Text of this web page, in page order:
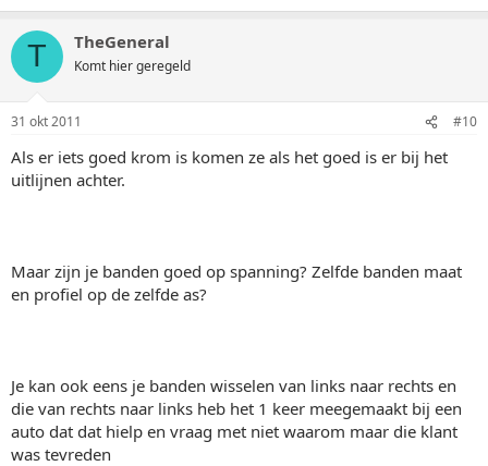
T TheGeneral
Komt hier geregeld
31 okt 2011 #10
Als er iets goed krom is komen ze als het goed is er bij het
uitlijnen achter.
Maar zijn je banden goed op spanning? Zelfde banden maat
en profiel op de zelfde as?
Je kan ook eens je banden wisselen van links naar rechts en
die van rechts naar links heb het 1 keer meegemaakt bij een
auto dat dat hielp en vraag met niet waarom maar die klant
was tevreden